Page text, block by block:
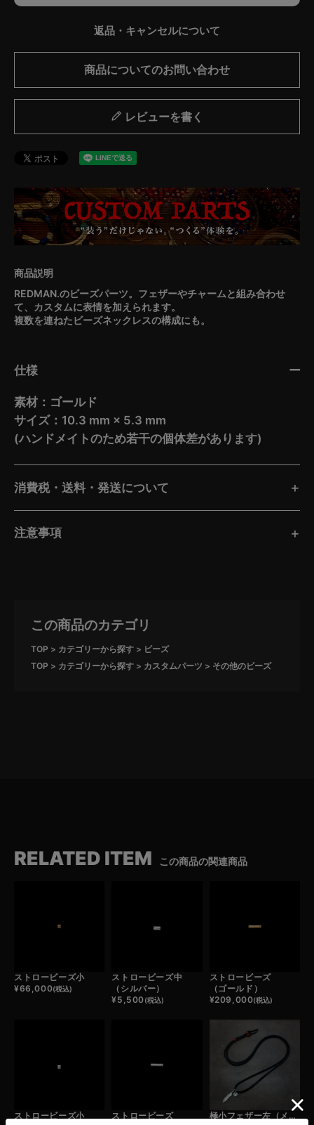
返品・キャンセルについて
商品についてのお問い合わせ
レビューを書く
REDMAN.のビーズパーツ。フェザーやチャームと組み合わせ
て、カスタムに表情を加えられます。
複数を連ねたビーズネックレスの構成にも。
仕様
素材：ゴールド
サイズ：10.3 mm × 5.3 mm
(ハンドメイトのため若干の個体差があります)
消費税・送料・発送について
注意事項
この商品のカテゴリ
TOP カテゴリーから探す
ビーズ
TOP
カテゴリーから探す カスタムパーツ その他のビーズ
RELATED ITEM この商品の関連商品
ストロービーズ小
¥66,000(税込)
ストロービーズ中
（シルバー）
¥5,500(税込)
ストロービーズ
（ゴールド）
¥209,000(税込)
ストロービーズ小
ストロービーズ
極小フェザー左（メタル）×極小メタルチャーム×鹿革紐×アンティークビーズ/ネックレスカスタム